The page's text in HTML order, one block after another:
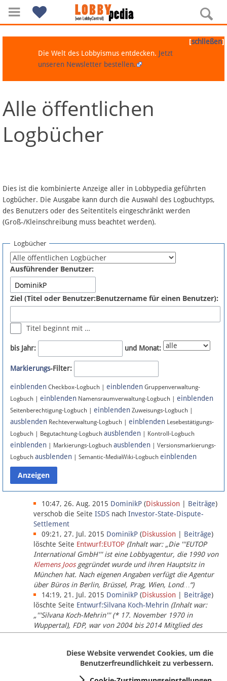
Navigation
Über Lobbypedia
Artikel nach Kategorien
FAQ
Fördermitglied werden
Fehler melden
Newsletter
Bluesky
Facebook
Instagram
Anmelden
Datenschutz
Über Lobbypedia
Impressum
[schließen]
Die Welt des Lobbyismus entdecken. Jetzt
unseren Newsletter bestellen.
Alle öffentlichen
Logbücher
Dies ist die kombinierte Anzeige aller in Lobbypedia geführten
Logbücher. Die Ausgabe kann durch die Auswahl des Logbuchtyps,
des Benutzers oder des Seitentitels eingeschränkt werden
(Groß-/Kleinschreibung muss beachtet werden).
Logbücher
Ausführender Benutzer:
Ziel (Titel oder Benutzer:Benutzername für einen Benutzer):
Titel beginnt mit …
bis Jahr: und Monat:
Markierungs-Filter:
einblenden Checkbox-Logbuch | einblenden Gruppenverwaltung-
Logbuch | einblenden Namensraumverwaltung-Logbuch | einblenden
Seitenberechtigung-Logbuch | einblenden Zuweisungs-Logbuch |
ausblenden Rechteverwaltung-Logbuch | einblenden Lesebestätigungs-
Logbuch | Begutachtung-Logbuch ausblenden | Kontroll-Logbuch
einblenden | Markierungs-Logbuch ausblenden | Versionsmarkierungs-
Logbuch ausblenden | Semantic-MediaWiki-Logbuch einblenden
10:47, 26. Aug. 2015 DominikP (Diskussion Beiträge)
verschob die Seite ISDS nach Investor-State-Dispute-
Settlement
09:21, 27. Jul. 2015 DominikP (Diskussion Beiträge)
löschte Seite Entwurf:EUTOP (Inhalt war: „Die '''EUTOP
International GmbH''' ist eine Lobbyagentur, die 1990 von
Klemens Joosgegründet wurde und ihren Hauptsitz in
München hat. Nach eigenen Angaben verfügt die Agentur
über Büros in Berlin, Brüssel, Prag, Wien, Lond…“)
14:19, 21. Jul. 2015 DominikP (Diskussion Beiträge)
löschte Seite Entwurf:Silvana Koch-Mehrin (Inhalt war:
„'''Silvana Koch-Mehrin''' (* 17. November 1970 in
Wuppertal), FDP, war von 2004 bis 2014 Mitglied des
Europäischen Parlaments, seit November 2014 ist sie für
Diese Website verwendet Cookies, um die
Benutzerfreundlichkeit zu verbessern.